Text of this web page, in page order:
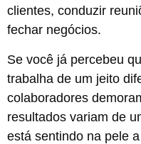
clientes, conduzir
fechar negócios.
Se você já percebeu
trabalha de um jeito
colaboradores
resultados variam de
está sentindo na pele